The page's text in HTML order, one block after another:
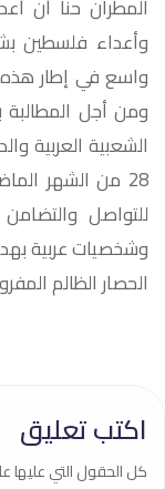
المطران حنا أن
وأعداء فلسطين
واسع في إطار هذه
ومن أجل المطالبة
الشعبية العربية
28 من الشهر
للتواصل
وشخصيات عربية
الحصار الظالم
اكتب تعليق
كل الحقول التي عليها